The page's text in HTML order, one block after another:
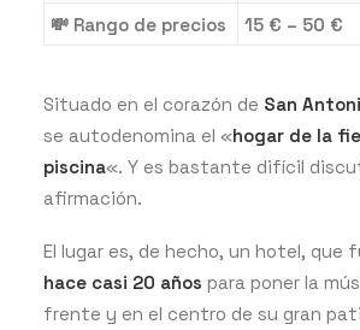
💸 Rango de precios
15 € – 50 €
Situado en el corazón de San
se autodenomina el «hogar de la
piscina«. Y es bastante difícil
afirmación.
El lugar es, de hecho, un hotel, que
hace casi 20 años para poner la
frente y en el centro de su gran